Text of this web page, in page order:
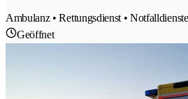
Ambulanz • Rettungsdienst • Notfalldienste
Geöffnet